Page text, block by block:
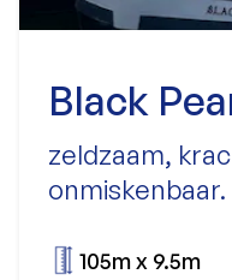
Black
zeldzaam,
onmiskenbaar.
105m x 9.5m